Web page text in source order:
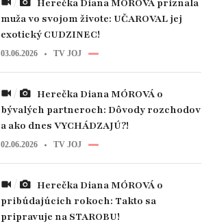
muža vo svojom živote: UČAROVAL jej
exotický CUDZINEC!
03.06.2026 TV JOJ
bývalých partneroch: Dôvody rozchodov
a ako dnes VYCHÁDZAJÚ?!
02.06.2026 TV JOJ
pribúdajúcich rokoch: Takto sa
pripravuje na STAROBU!